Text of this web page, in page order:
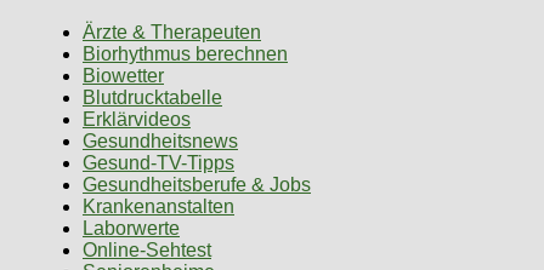
Ärzte & Therapeuten
Biorhythmus berechnen
Biowetter
Blutdrucktabelle
Erklärvideos
Gesundheitsnews
Gesund-TV-Tipps
Gesundheitsberufe & Jobs
Krankenanstalten
Laborwerte
Online-Sehtest